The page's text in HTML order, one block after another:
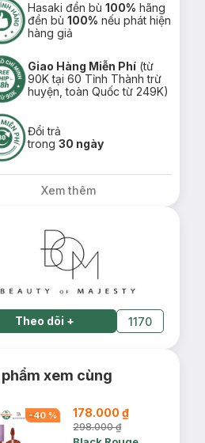
Hasaki đền bù100% hãng
đền bù100% nếu phát hiện
hàng giả
Giao Hàng Miễn Phí (từ
90K tại 60 Tỉnh Thành trừ
huyện, toàn Quốc từ 249K)
Đổi trả
trong30 ngày
Xem thêm
Theo dõi + 1170
phẩm xem cùng
-40 % 178.000 ₫
298.000 ₫